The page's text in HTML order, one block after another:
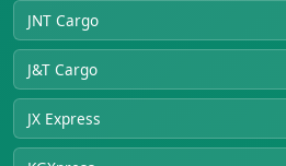
JNT Cargo
J&T Cargo
JX Express